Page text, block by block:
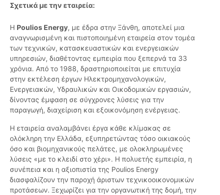
Σχετικά με την εταιρεία:
Η Poulios Energy, με έδρα στην Ξάνθη, αποτελεί μια
αναγνωρισμένη και πιστοποιημένη εταιρεία στον τομέα
των τεχνικών, κατασκευαστικών και ενεργειακών
υπηρεσιών, διαθέτοντας εμπειρία που ξεπερνά τα 33
χρόνια. Από το 1988, δραστηριοποιείται με επιτυχία
στην εκτέλεση έργων Ηλεκτρομηχανολογικών,
Ενεργειακών, Υδραυλικών και Οικοδομικών εργασιών,
δίνοντας έμφαση σε σύγχρονες λύσεις για την
παραγωγή, διαχείριση και εξοικονόμηση ενέργειας.
Η εταιρεία αναλαμβάνει έργα κάθε κλίμακας σε
ολόκληρη την Ελλάδα, εξυπηρετώντας τόσο οικιακούς
όσο και βιομηχανικούς πελάτες, με ολοκληρωμένες
λύσεις «με το κλειδί στο χέρι». Η πολυετής εμπειρία, η
συνέπεια και η αξιοπιστία της Poulios Energy
διασφαλίζουν την παροχή άριστων τεχνικοοικονομικών
προτάσεων. Ξεχωρίζει για την οργανωτική της δομή, την